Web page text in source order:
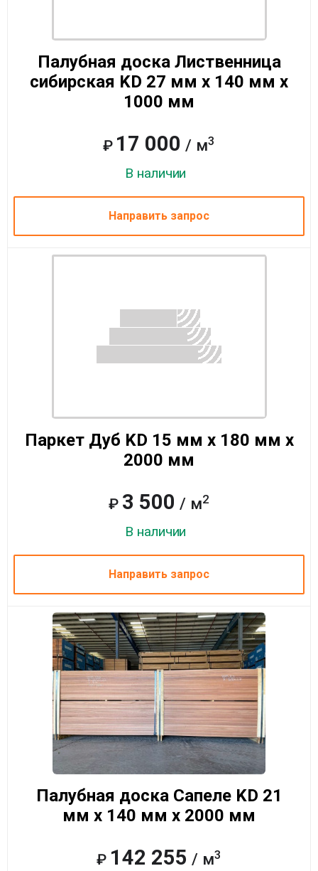
Палубная доска Лиственница
сибирская KD 27 мм x 140 мм x
1000 мм
₽ 17 000 / м3
В наличии
Направить запрос
Паркет Дуб KD 15 мм x 180 мм x
2000 мм
₽ 3 500 / м2
В наличии
Направить запрос
Палубная доска Сапеле KD 21
мм x 140 мм x 2000 мм
₽ 142 255 / м3